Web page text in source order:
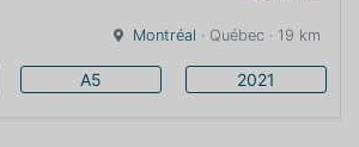
Montréal · Québec · 19 km
A5 2021